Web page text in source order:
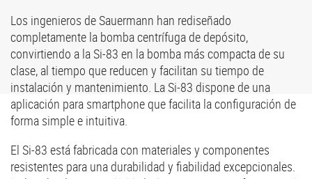
Los ingenieros de Sauermann han rediseñado
completamente la bomba centrífuga de depósito,
convirtiendo a la Si-83 en la bomba más compacta de su
clase, al tiempo que reducen y facilitan su tiempo de
instalación y mantenimiento. La Si-83 dispone de una
aplicación para smartphone que facilita la configuración de
forma simple e intuitiva.
El Si-83 está fabricada con materiales y componentes
resistentes para una durabilidad y fiabilidad excepcionales.